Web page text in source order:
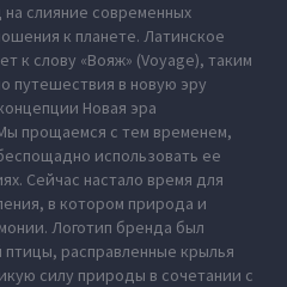
слияние современных
к планете. Латинское
к слову «Вояж» (Voyage), таким
путешествия в новую эру
Новая эра
прощаемся с тем временем,
использовать ее
Сейчас настало время для
в котором природа и
Логотип бренда был
расправленные крылья
силу природы в сочетании с